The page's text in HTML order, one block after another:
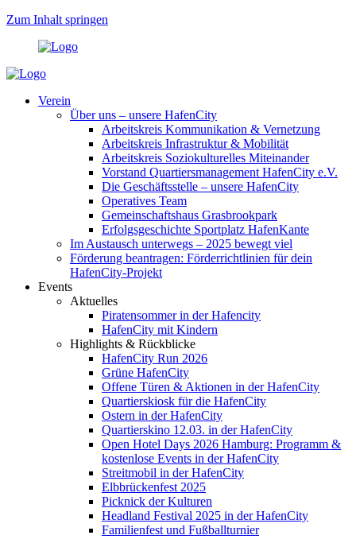
Zum Inhalt springen
Verein
Über uns – unsere HafenCity
Arbeitskreis Kommunikation & Vernetzung
Arbeitskreis Infrastruktur & Mobilität
Arbeitskreis Soziokulturelles Miteinander
Vorstand Quartiersmanagement HafenCity e.V.
Die Geschäftsstelle – unsere HafenCity
Operatives Team
Gemeinschaftshaus Grasbrookpark
Erfolgsgeschichte Sportplatz HafenKante
Im Austausch unterwegs – 2025 bewegt viel
Förderung beantragen: Förderrichtlinien für dein
HafenCity-Projekt
Events
Aktuelles
Piratensommer in der Hafencity
HafenCity mit Kindern
Highlights & Rückblicke
HafenCity Run 2026
Grüne HafenCity
Offene Türen & Aktionen in der HafenCity
Quartierskiosk für die HafenCity
Ostern in der HafenCity
Quartierskino 12.03. in der HafenCity
Open Hotel Days 2026 Hamburg: Programm &
kostenlose Events in der HafenCity
Streitmobil in der HafenCity
Elbbrückenfest 2025
Picknick der Kulturen
Headland Festival 2025 in der HafenCity
Familienfest und Fußballturnier